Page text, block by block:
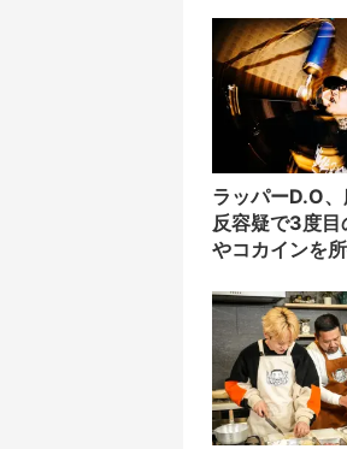
ラッパーD.O
反容疑で3度
やコカインを